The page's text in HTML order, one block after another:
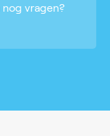
nog vragen?